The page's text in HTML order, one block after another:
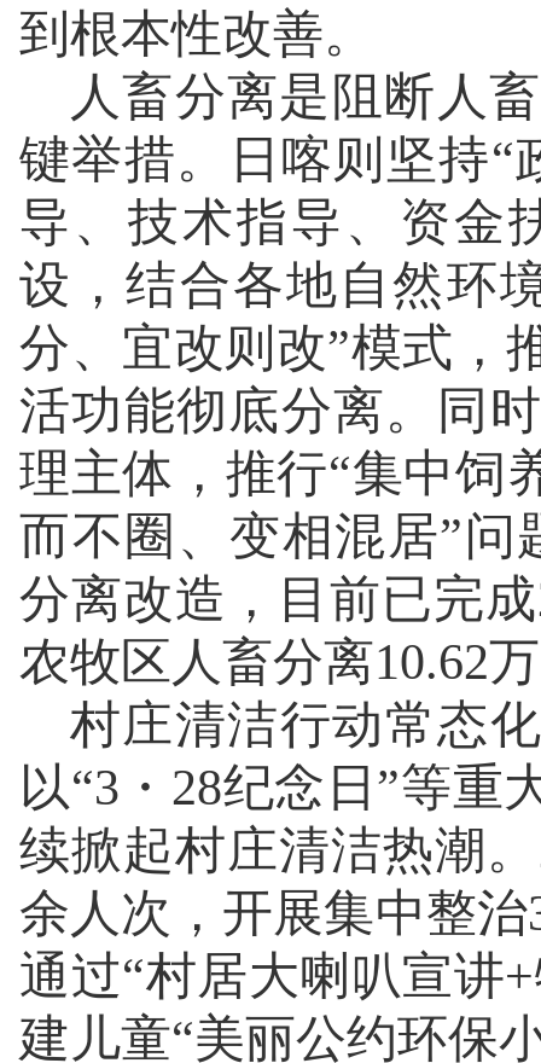
到根本性改善。
人畜分离是阻断人
键举措。日喀则坚持“
导、技术指导、资金
设，结合各地自然环
分、宜改则改”模式，
活功能彻底分离。同
理主体，推行“集中饲
而不圈、变相混居”问
分离改造，目前已完
农牧区人畜分离10.62
村庄清洁行动常态
以“3・28纪念日”等
续掀起村庄清洁热潮
余人次，开展集中整
通过“村居大喇叭宣讲
建儿童“美丽公约环保